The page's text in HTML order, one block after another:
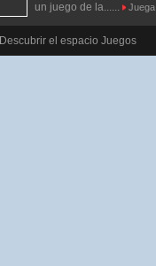
un juego de la......
Juega
Descubrir el espacio Juegos